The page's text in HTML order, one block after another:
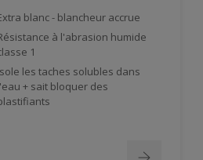
blanc - blancheur accrue
à l'abrasion humide
1
les taches solubles dans
+ sait bloquer des